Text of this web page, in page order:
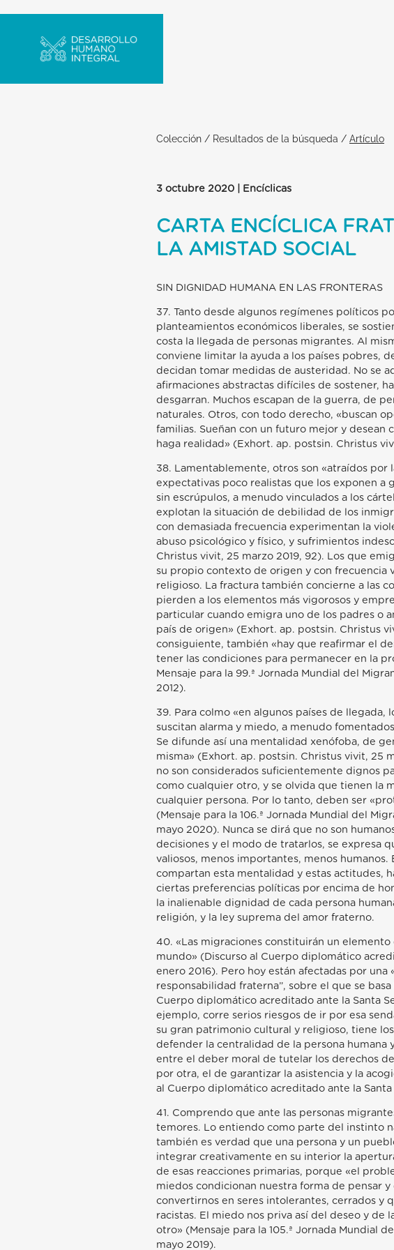
Colección / Resultados de la búsqueda / Artículo
3 octubre 2020 | Encíclicas
CARTA ENCÍCLICA
LA AMISTAD SOCIAL
SIN DIGNIDAD HUMANA EN LAS FRONTERAS
37. Tanto desde algunos regímenes políticos
planteamientos económicos liberales, se
costa la llegada de personas migrantes. Al
conviene limitar la ayuda a los países pobres,
decidan tomar medidas de austeridad. No se
afirmaciones abstractas difíciles de sostener,
desgarran. Muchos escapan de la guerra, de
naturales. Otros, con todo derecho, «buscan
familias. Sueñan con un futuro mejor y desean
haga realidad» (Exhort. ap. postsin. Christus
38. Lamentablemente, otros son «atraídos por
expectativas poco realistas que los exponen a
sin escrúpulos, a menudo vinculados a los
explotan la situación de debilidad de los
con demasiada frecuencia experimentan la
abuso psicológico y físico, y sufrimientos
Christus vivit, 25 marzo 2019, 92). Los que
su propio contexto de origen y con frecuencia
religioso. La fractura también concierne a las
pierden a los elementos más vigorosos y
particular cuando emigra uno de los padres o
país de origen» (Exhort. ap. postsin. Christus
consiguiente, también «hay que reafirmar el
tener las condiciones para permanecer en la
Mensaje para la 99.ª Jornada Mundial del
2012).
39. Para colmo «en algunos países de llegada,
suscitan alarma y miedo, a menudo
Se difunde así una mentalidad xenófoba, de
misma» (Exhort. ap. postsin. Christus vivit, 25
no son considerados suficientemente dignos
como cualquier otro, y se olvida que tienen la
cualquier persona. Por lo tanto, deben ser
(Mensaje para la 106.ª Jornada Mundial del
mayo 2020). Nunca se dirá que no son
decisiones y el modo de tratarlos, se expresa
valiosos, menos importantes, menos
compartan esta mentalidad y estas actitudes,
ciertas preferencias políticas por encima de
la inalienable dignidad de cada persona
religión, y la ley suprema del amor fraterno.
40. «Las migraciones constituirán un
mundo» (Discurso al Cuerpo diplomático
enero 2016). Pero hoy están afectadas por
responsabilidad fraterna”, sobre el que se
Cuerpo diplomático acreditado ante la Santa
ejemplo, corre serios riesgos de ir por esa
su gran patrimonio cultural y religioso, tiene
defender la centralidad de la persona humana
entre el deber moral de tutelar los derechos
por otra, el de garantizar la asistencia y la
al Cuerpo diplomático acreditado ante la Santa
41. Comprendo que ante las personas
temores. Lo entiendo como parte del instinto
también es verdad que una persona y un
integrar creativamente en su interior la
de esas reacciones primarias, porque «el
miedos condicionan nuestra forma de pensar
convertirnos en seres intolerantes, cerrados y
racistas. El miedo nos priva así del deseo y de
otro» (Mensaje para la 105.ª Jornada Mundial
mayo 2019).